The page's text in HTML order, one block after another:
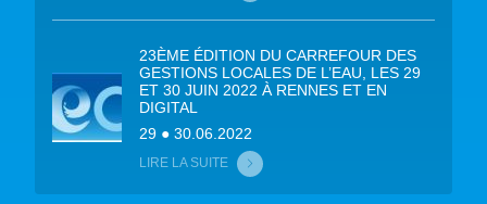
23ÈME ÉDITION DU CARREFOUR DES
GESTIONS LOCALES DE L’EAU, LES 29
ET 30 JUIN 2022 À RENNES ET EN
DIGITAL
29 ● 30.06.2022
LIRE LA SUITE